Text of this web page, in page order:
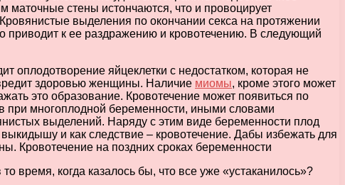
маточные стены истончаются, что и провоцирует
выделения по окончании секса на протяжении
приводит к ее раздражению и кровотечению. В следующий
оплодотворение яйцеклетки с недостатком, которая не
здоровью женщины. Наличие миомы, кроме этого может
это образование. Кровотечение может появиться по
при многоплодной беременности, иными словами
выделений. Наряду с этим виде беременности плод
и как следствие – кровотечение. Дабы избежать для
Кровотечение на поздних сроках беременности
время, когда казалось бы, что все уже «устаканилось»?